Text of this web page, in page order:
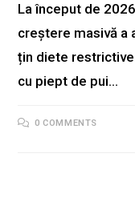
La început de
creștere masivă a
țin diete
cu piept de pui…
0 COMMENTS